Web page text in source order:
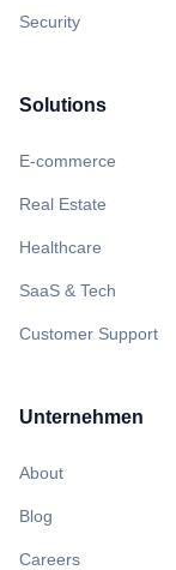
Security
Solutions
E-commerce
Real Estate
Healthcare
SaaS & Tech
Customer Support
Unternehmen
About
Blog
Careers